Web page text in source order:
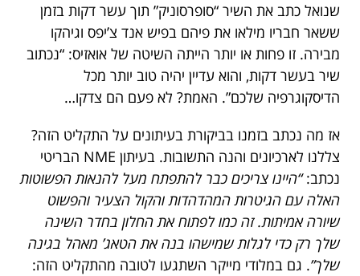
שנואל כתב את השיר “סופרסוניק” תוך עשר דקות בזמן
ששאר חבריו מילאו את פיהם בפיש אנד צ’יפס וגיהקו
מבירה. זו פחות או יותר הייתה השיטה של אואזיס: “נכתוב
שיר בעשר דקות, והוא עדיין יהיה טוב יותר מכל
הדיסקוגרפיה שלכם”. האמת? לא פעם הם צדקו…
אז מה נכתב בזמנו בביקורת בעיתונים על התקליט הזה?
צללנו לארכיונים והנה התשובות. בעיתון NME הבריטי
נכתב:“היינו צריכים כבר להתפתח מעל להנאות הפשוטות
האלה עם הגיטרות המהדהדות והקול הצעיר והפשוט
שיורה אמיתות. זה כמו לפתוח את החלון בחדר השינה
שלך רק כדי לגלות שמישהו בנה את הטאג’ מאהל בגינה
שלך”. גם במלודי מייקר השתגעו לטובה מהתקליט הזה: